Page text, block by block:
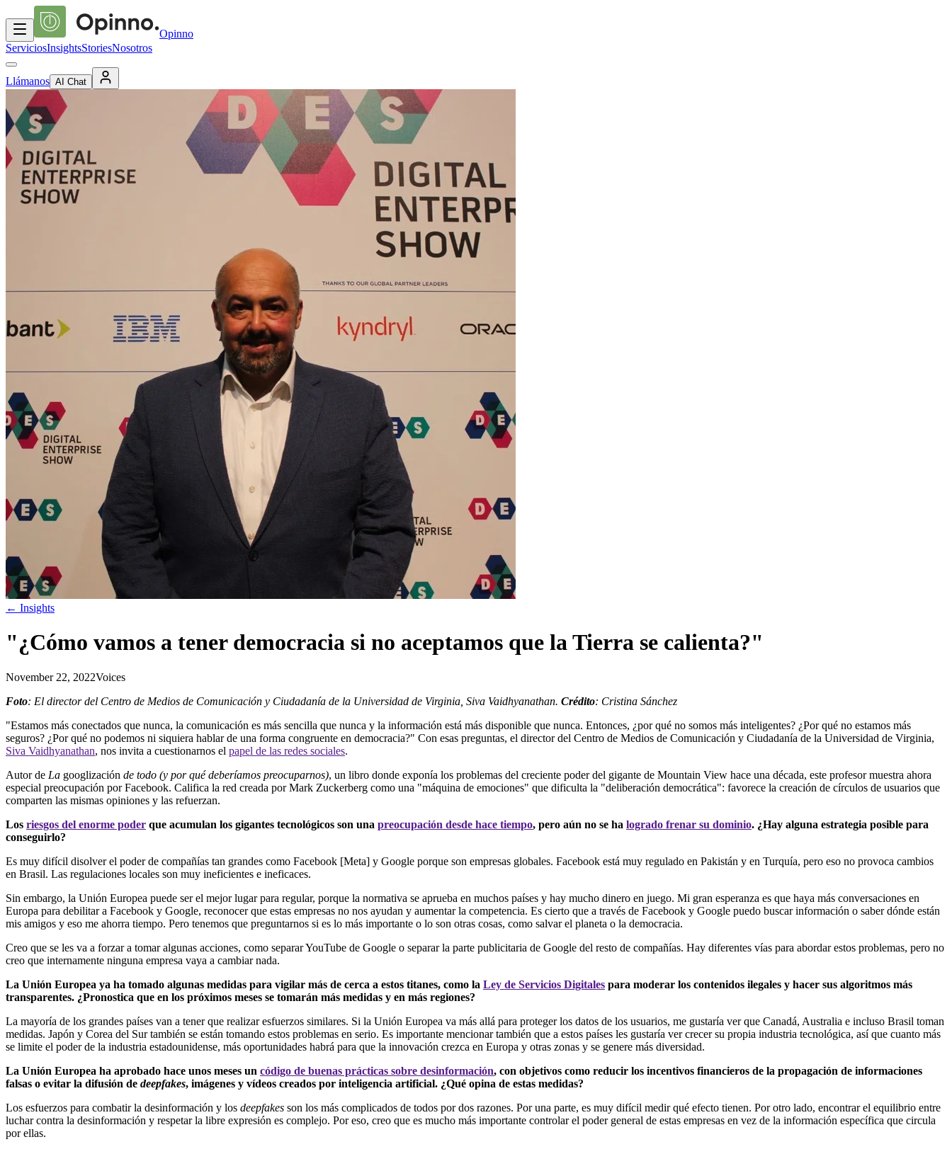
Opinno
ServiciosInsightsStoriesNosotros
Llámanos AI Chat
← Insights
"¿Cómo vamos a tener democracia si no aceptamos que la Tierra se calienta?"
November 22, 2022Voices
Foto: El director del Centro de Medios de Comunicación y Ciudadanía de la Universidad de Virginia, Siva Vaidhyanathan. Crédito: Cristina Sánchez
"Estamos más conectados que nunca, la comunicación es más sencilla que nunca y la información está más disponible que nunca. Entonces, ¿por qué no somos más inteligentes? ¿Por qué no estamos más
seguros? ¿Por qué no podemos ni siquiera hablar de una forma congruente en democracia?" Con esas preguntas, el director del Centro de Medios de Comunicación y Ciudadanía de la Universidad de Virginia,
Siva Vaidhyanathan, nos invita a cuestionarnos el papel de las redes sociales.
Autor de La googlización de todo (y por qué deberíamos preocuparnos), un libro donde exponía los problemas del creciente poder del gigante de Mountain View hace una década, este profesor muestra ahora
especial preocupación por Facebook. Califica la red creada por Mark Zuckerberg como una "máquina de emociones" que dificulta la "deliberación democrática": favorece la creación de círculos de usuarios que
comparten las mismas opiniones y las refuerzan.
Los riesgos del enorme poder que acumulan los gigantes tecnológicos son una preocupación desde hace tiempo, pero aún no se ha logrado frenar su dominio. ¿Hay alguna estrategia posible para
conseguirlo?
Es muy difícil disolver el poder de compañías tan grandes como Facebook [Meta] y Google porque son empresas globales. Facebook está muy regulado en Pakistán y en Turquía, pero eso no provoca cambios
en Brasil. Las regulaciones locales son muy ineficientes e ineficaces.
Sin embargo, la Unión Europea puede ser el mejor lugar para regular, porque la normativa se aprueba en muchos países y hay mucho dinero en juego. Mi gran esperanza es que haya más conversaciones en
Europa para debilitar a Facebook y Google, reconocer que estas empresas no nos ayudan y aumentar la competencia. Es cierto que a través de Facebook y Google puedo buscar información o saber dónde están
mis amigos y eso me ahorra tiempo. Pero tenemos que preguntarnos si es lo más importante o lo son otras cosas, como salvar el planeta o la democracia.
Creo que se les va a forzar a tomar algunas acciones, como separar YouTube de Google o separar la parte publicitaria de Google del resto de compañías. Hay diferentes vías para abordar estos problemas, pero no
creo que internamente ninguna empresa vaya a cambiar nada.
La Unión Europea ya ha tomado algunas medidas para vigilar más de cerca a estos titanes, como la Ley de Servicios Digitales para moderar los contenidos ilegales y hacer sus algoritmos más
transparentes. ¿Pronostica que en los próximos meses se tomarán más medidas y en más regiones?
La mayoría de los grandes países van a tener que realizar esfuerzos similares. Si la Unión Europea va más allá para proteger los datos de los usuarios, me gustaría ver que Canadá, Australia e incluso Brasil toman
medidas. Japón y Corea del Sur también se están tomando estos problemas en serio. Es importante mencionar también que a estos países les gustaría ver crecer su propia industria tecnológica, así que cuanto más
se limite el poder de la industria estadounidense, más oportunidades habrá para que la innovación crezca en Europa y otras zonas y se genere más diversidad.
La Unión Europea ha aprobado hace unos meses un código de buenas prácticas sobre desinformación, con objetivos como reducir los incentivos financieros de la propagación de informaciones
falsas o evitar la difusión de deepfakes, imágenes y vídeos creados por inteligencia artificial. ¿Qué opina de estas medidas?
Los esfuerzos para combatir la desinformación y los deepfakes son los más complicados de todos por dos razones. Por una parte, es muy difícil medir qué efecto tienen. Por otro lado, encontrar el equilibrio entre
luchar contra la desinformación y respetar la libre expresión es complejo. Por eso, creo que es mucho más importante controlar el poder general de estas empresas en vez de la información específica que circula
por ellas.